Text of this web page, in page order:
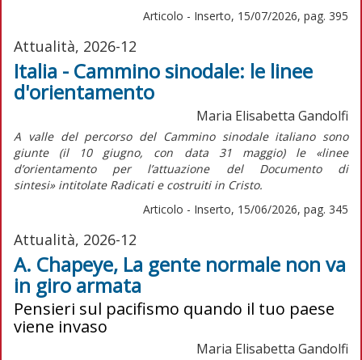
Articolo - Inserto, 15/07/2026, pag. 395
Attualità, 2026-12
Italia - Cammino sinodale: le linee
d'orientamento
Maria Elisabetta Gandolfi
A valle del percorso del Cammino sinodale italiano sono
giunte (il 10 giugno, con data 31 maggio) le «linee
d’orientamento per l’attuazione del Documento di
sintesi»intitolate Radicati e costruiti in Cristo.
Articolo - Inserto, 15/06/2026, pag. 345
Attualità, 2026-12
A. Chapeye, La gente normale non va
in giro armata
Pensieri sul pacifismo quando il tuo paese
viene invaso
Maria Elisabetta Gandolfi